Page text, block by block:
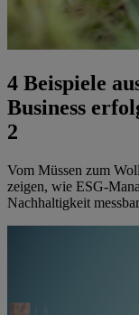
4 Beispiele
Business
2
Vom Müssen zum
zeigen, wie ESG-
Nachhaltigkeit